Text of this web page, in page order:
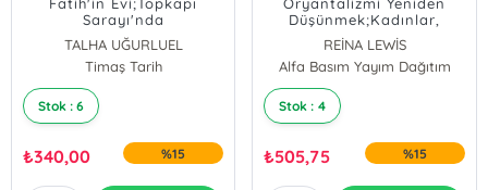
Sarayı'nda
TALHA UĞURLUEL
Timaş Tarih
Stok : 6
₺340,00 %15
Düşünmek;Kadınlar,
Seyahat ve Osmanlı
Haremi
REİNA LEWİS
Alfa Basım Yayım Dağıtım
Stok : 4
₺505,75 %15